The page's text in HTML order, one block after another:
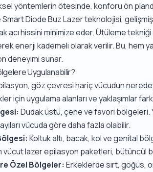
yöntemlerin ötesinde, konforu ön
Smart Diode Buz Lazer teknolojisi,
acı hissini minimize eder. Ütüleme
enerji kademeli olarak verilir. Bu, hem
deneyimi sunar.
Uygulanabilir?
göz çevresi hariç vücudun
için uygulama alanları ve yaklaşımlar
Dudak üstü, çene ve favori
vücuda göre daha fazla olabilir.
Koltuk altı, bacak, kol ve genital
vücut lazer epilasyon paketleri, bütüncül
Özel Bölgeler: Erkeklerde sırt, göğüs,